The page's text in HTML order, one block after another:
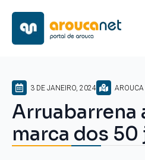
3 DE JANEIRO, 2024 AROUCA
Arruabarrena
marca dos